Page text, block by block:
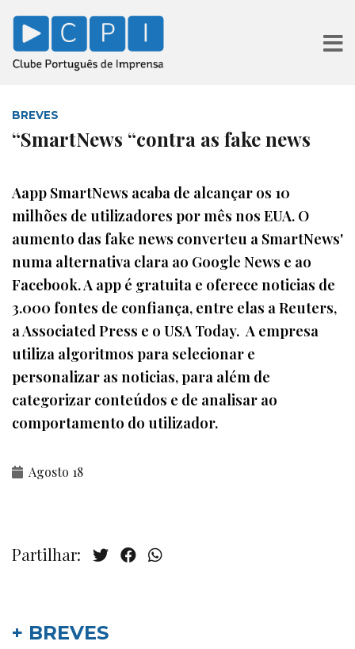
BREVES
“SmartNews “contra as fake news
Aapp SmartNews acaba de alcançar os 10
milhões de utilizadores por mês nos EUA. O
aumento das fake news converteu a SmartNews'
numa alternativa clara ao Google News e ao
Facebook. A app é gratuita e oferece noticias de
3.000 fontes de confiança, entre elas a Reuters,
a Associated Press e o USA Today. A empresa
utiliza algoritmos para selecionar e
personalizar as noticias, para além de
categorizar conteúdos e de analisar ao
comportamento do utilizador.
Agosto 18
Partilhar:
+ BREVES